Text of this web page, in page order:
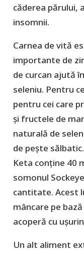
căderea părului,
insomnii.
Carnea de vită
importante de
de curcan ajută
seleniu. Pentru
pentru cei care
și fructele de
naturală de
de pește
Keta conține 40
somonul
cantitate. Acest
mâncare pe
acoperă cu
Un alt aliment